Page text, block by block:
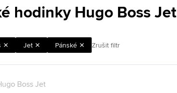
hodinky Hugo Boss Jet
Jet Pánské Zrušit filtr